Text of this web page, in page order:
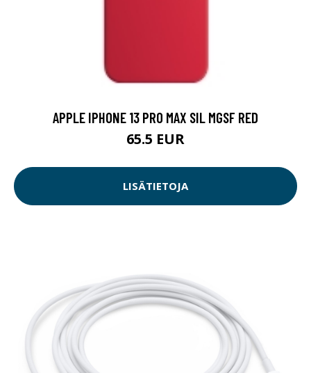
APPLE IPHONE 13 PRO MAX SIL MGSF RED
65.5 EUR
LISÄTIETOJA